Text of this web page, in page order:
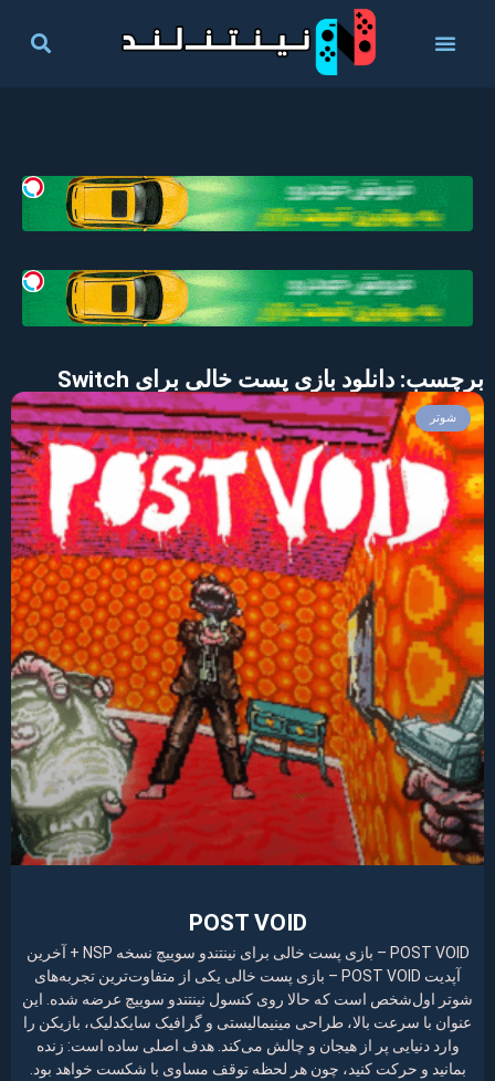
برچسب: دانلود بازی پست خالی برای Switch
شوتر
POST VOID
POST VOID – بازی پست خالی برای نینتندو سوییچ نسخه NSP + آخرین
آپدیت POST VOID – بازی پست خالی یکی از متفاوت‌ترین تجربه‌های
شوتر اول‌شخص است که حالا روی کنسول نینتندو سوییچ عرضه شده. این
عنوان با سرعت بالا، طراحی مینیمالیستی و گرافیک سایکدلیک، بازیکن را
وارد دنیایی پر از هیجان و چالش می‌کند. هدف اصلی ساده است: زنده
بمانید و حرکت کنید، چون هر لحظه توقف مساوی با شکست خواهد بود.